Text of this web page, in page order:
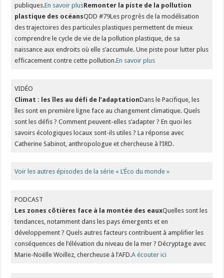
publiques.En savoir plusRemonter la piste de la pollution
plastique des océansQDD #79Les progrès de la modélisation
des trajectoires des particules plastiques permettent de mieux
comprendre le cycle de vie de la pollution plastique, de sa
naissance aux endroits où elle s’accumule. Une piste pour lutter plus
efficacement contre cette pollution.En savoir plus
VIDÉO
Climat : les îles au défi de l’adaptationDans le Pacifique, les
îles sont en première ligne face au changement climatique. Quels
sont les défis ? Comment peuvent-elles s’adapter ? En quoi les
savoirs écologiques locaux sont-ils utiles ? La réponse avec
Catherine Sabinot, anthropologue et chercheuse à l’IRD.
Voir les autres épisodes de la série « L’Éco du monde »
PODCAST
Les zones côtières face à la montée des eauxQuelles sont les
tendances, notamment dans les pays émergents et en
développement ? Quels autres facteurs contribuent à amplifier les
conséquences de l’élévation du niveau de la mer ? Décryptage avec
Marie-Noëlle Woillez, chercheuse à l’AFD.A écouter ici